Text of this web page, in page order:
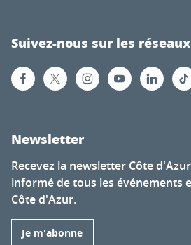
Suivez-nous sur les
Newsletter
Recevez la newsletter Côte
informé de tous les événements
Côte d'Azur.
Je m'abonne